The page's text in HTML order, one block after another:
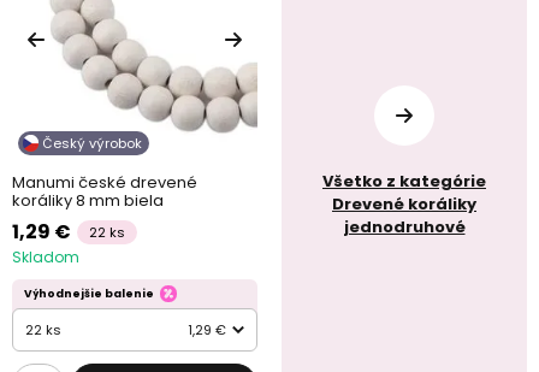
Český výrobok
Manumi české drevené
koráliky 8 mm biela
1,29 € 22 ks
Skladom
Výhodnejšie balenie
22 ks 1,29 €
Všetko z kategórie
Drevené koráliky
jednodruhové